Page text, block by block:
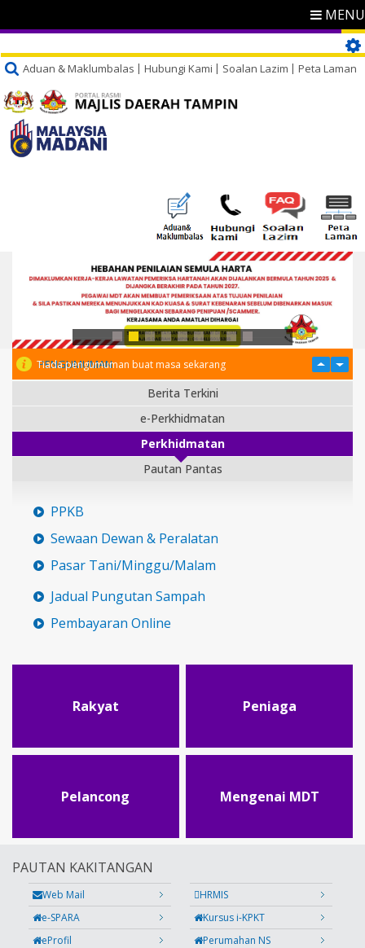
MENU
Aduan & Maklumbalas Hubungi Kami Soalan Lazim Peta Laman
PENGUMUMAN
Tiada pengumuman buat masa sekarang
Berita Terkini
e-Perkhidmatan
Perkhidmatan
Pautan Pantas
PPKB
Sewaan Dewan & Peralatan
Pasar Tani/Minggu/Malam
Jadual Pungutan Sampah
Pembayaran Online
Rakyat Peniaga
Pelancong Mengenai MDT
PAUTAN KAKITANGAN
Web Mail
HRMIS
e-SPARA
Kursus i-KPKT
eProfil
Perumahan NS